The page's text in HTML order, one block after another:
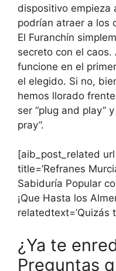
dispositivo empieza
podrían atraer a los
El Furanchín
secreto con el caos.
funcione en el
el elegido. Si no,
hemos llorado
ser “plug and play”
pray”.
[aib_post_related
title=’Refranes
Sabiduría Popular
¡Que Hasta los
relatedtext=’Quizás
¿Ya te
Preguntas